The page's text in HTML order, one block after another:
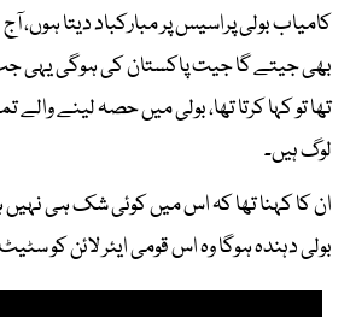
کامیاب بولی پراسیس پر مبارکباد دیتا ہوں،
بھی جیتے گا جیت پاکستان کی ہوگی یہی
تھا تو کہا کرتا تھا، بولی میں حصہ لینے والے
لوگ ہیں۔
ان کا کہنا تھا کہ اس میں کوئی شک ہی
بولی دہندہ ہوگا وہ اس قومی ایئر لائن کو